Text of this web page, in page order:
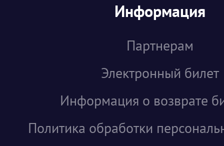
Информация
Партнерам
Электронный билет
Информация о возврате
Политика обработки